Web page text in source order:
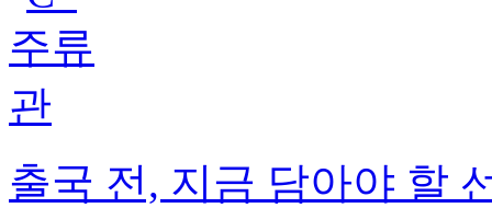
출국 전, 지금 담아야 할